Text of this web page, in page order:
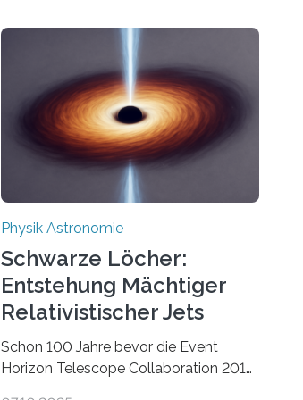
Physik Astronomie
Schwarze Löcher:
Entstehung Mächtiger
Relativistischer Jets
Schon 100 Jahre bevor die Event
Horizon Telescope Collaboration 2019